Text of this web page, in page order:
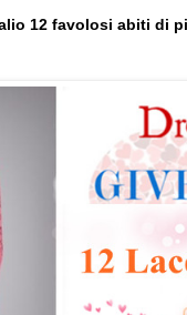
12 favolosi abiti di